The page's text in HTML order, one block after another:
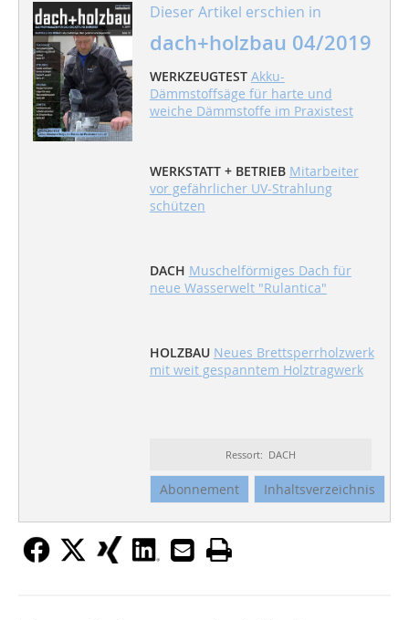
Dieser Artikel erschien in
dach+holzbau 04/2019
WERKZEUGTEST Akku-
Dämmstoffsäge für harte und
weiche Dämmstoffe im Praxistest
WERKSTATT + BETRIEB Mitarbeiter
vor gefährlicher UV-Strahlung
schützen
DACH Muschelförmiges Dach für
neue Wasserwelt "Rulantica"
HOLZBAU Neues Brettsperrholzwerk
mit weit gespanntem Holztragwerk
Ressort: DACH
Abonnement Inhaltsverzeichnis